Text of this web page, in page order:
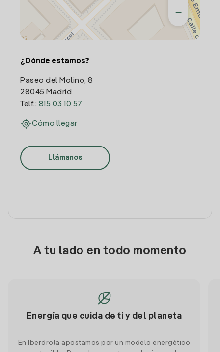
−
¿Dónde estamos?
Paseo del Molino, 8
28045 Madrid
Telf.: 815 03 10 57
Cómo llegar
Llámanos
A tu lado en todo momento
Energía que cuida de ti y del planeta
En Iberdrola apostamos por un modelo energético